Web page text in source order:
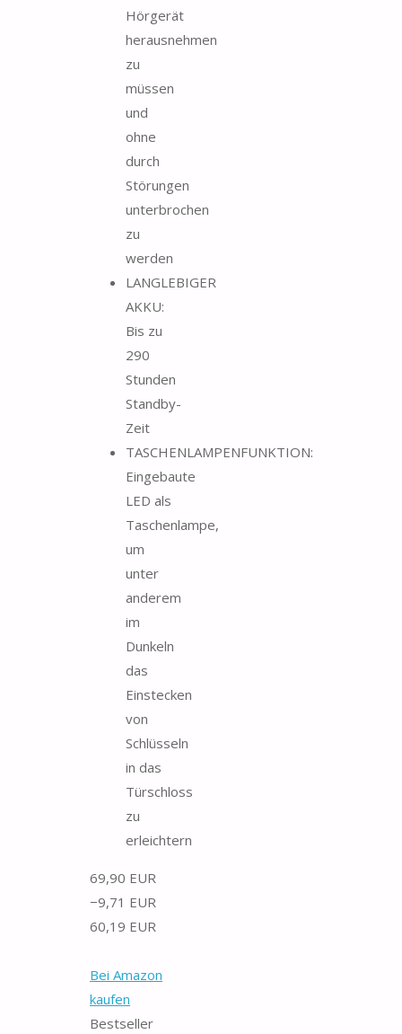
Hörgerät
herausnehmen
zu
müssen
und
ohne
durch
Störungen
unterbrochen
zu
werden
LANGLEBIGER
AKKU:
Bis zu
290
Stunden
Standby-
Zeit
TASCHENLAMPENFUNKTION:
Eingebaute
LED als
Taschenlampe,
um
unter
anderem
im
Dunkeln
das
Einstecken
von
Schlüsseln
in das
Türschloss
zu
erleichtern
69,90 EUR
−9,71 EUR
60,19 EUR
Bei Amazon
kaufen
Bestseller